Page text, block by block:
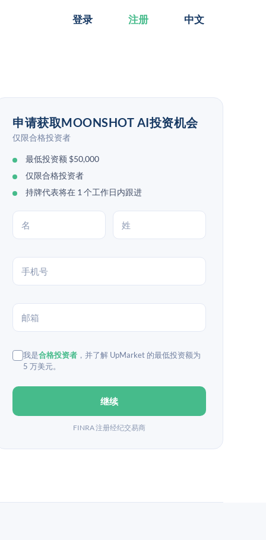
登录 注册 中文
申请获取MOONSHOT AI投资机会
仅限合格投资者
最低投资额 $50,000
仅限合格投资者
持牌代表将在 1 个工作日内跟进
我是合格投资者 ，并了解 UpMarket 的最低投资额为
5 万美元。
继续
FINRA 注册经纪交易商